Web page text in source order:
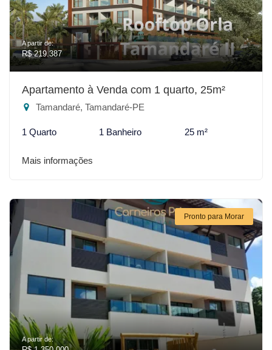
A partir de:
R$ 219.387
Apartamento à Venda com 1 quarto, 25m²
Tamandaré, Tamandaré-PE
1 Quarto 1 Banheiro 25 m²
Mais informações
Pronto para Morar
A partir de: